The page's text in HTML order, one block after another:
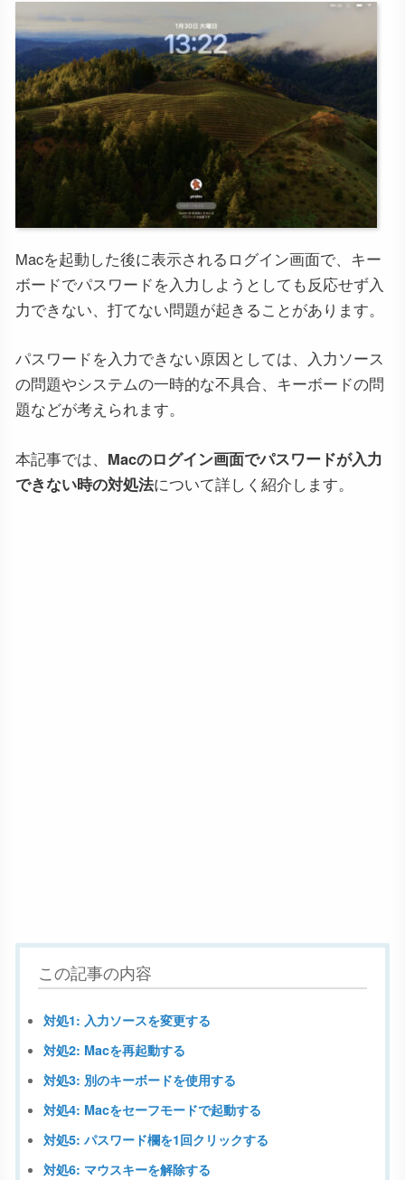
Macを起動した後に表示されるログイン画面で、キー
ボードでパスワードを入力しようとしても反応せず入
力できない、打てない問題が起きることがあります。
パスワードを入力できない原因としては、入力ソース
の問題やシステムの一時的な不具合、キーボードの問
題などが考えられます。
本記事では、 Macのログイン画面でパスワードが入力
できない時の対処法について詳しく紹介します。
この記事の内容
対処1: 入力ソースを変更する
対処2: Macを再起動する
対処3: 別のキーボードを使用する
対処4: Macをセーフモードで起動する
対処5: パスワード欄を1回クリックする
対処6: マウスキーを解除する